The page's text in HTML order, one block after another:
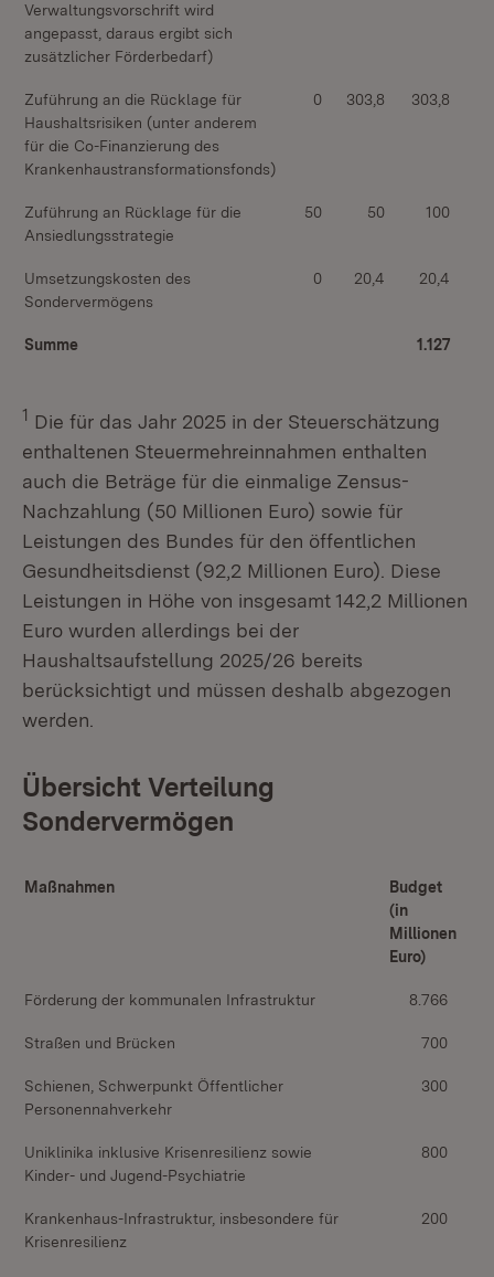
Verwaltungsvorschrift wird
angepasst, daraus ergibt sich
zusätzlicher Förderbedarf)
Zuführung an die Rücklage für
Haushaltsrisiken (unter anderem
für die Co-Finanzierung des
Krankenhaustransformationsfonds)
0 303,8 303,8
Zuführung an Rücklage für die
Ansiedlungsstrategie
50 50 100
Umsetzungskosten des
Sondervermögens
0 20,4 20,4
Summe 1.127
1 Die für das Jahr 2025 in der Steuerschätzung
enthaltenen Steuermehreinnahmen enthalten
auch die Beträge für die einmalige Zensus-
Nachzahlung (50 Millionen Euro) sowie für
Leistungen des Bundes für den öffentlichen
Gesundheitsdienst (92,2 Millionen Euro). Diese
Leistungen in Höhe von insgesamt 142,2 Millionen
Euro wurden allerdings bei der
Haushaltsaufstellung 2025/26 bereits
berücksichtigt und müssen deshalb abgezogen
werden.
Übersicht Verteilung
Sondervermögen
Maßnahmen
Budget
(in
Millionen
Euro)
Förderung der kommunalen Infrastruktur 8.766
Straßen und Brücken 700
Schienen, Schwerpunkt Öffentlicher
Personennahverkehr
300
Uniklinika inklusive Krisenresilienz sowie
Kinder- und Jugend-Psychiatrie
800
Krankenhaus-Infrastruktur, insbesondere für
Krisenresilienz
200